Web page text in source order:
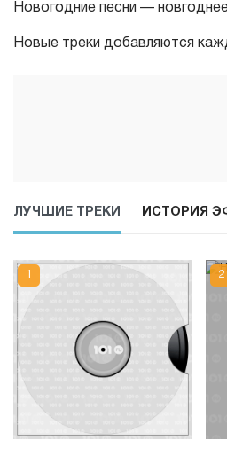
Новогодние песни —
Новые треки добавляются
ЛУЧШИЕ ТРЕКИ ИСТОРИЯ